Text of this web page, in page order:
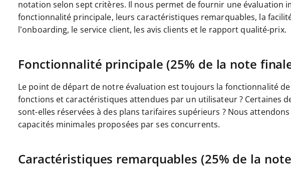
notation selon sept critères. Il nous permet de fournir une évaluation
fonctionnalité principale, leurs caractéristiques remarquables, la
l’onboarding, le service client, les avis clients et le rapport qualité-prix.
Fonctionnalité principale (25% de la note
Le point de départ de notre évaluation est toujours la fonctionnalité de
fonctions et caractéristiques attendues par un utilisateur ? Certaines
sont-elles réservées à des plans tarifaires supérieurs ? Nous attendons
capacités minimales proposées par ses concurrents.
Caractéristiques remarquables (25% de la